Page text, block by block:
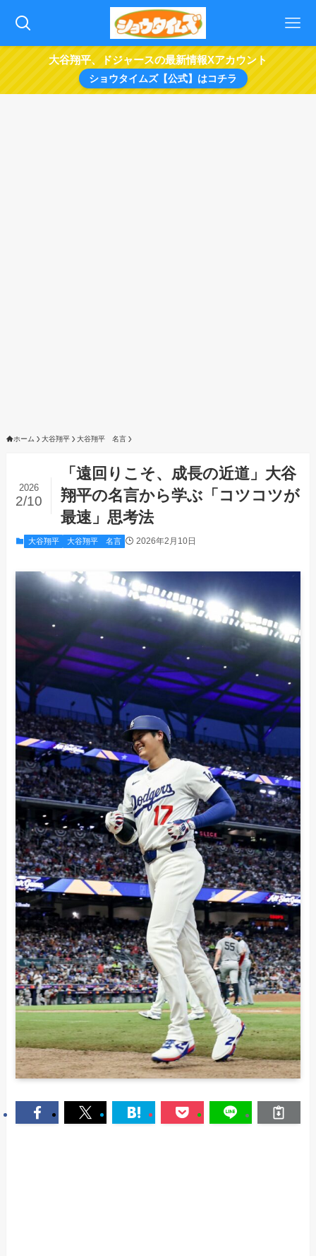
大谷翔平、ドジャースの最新情報Xアカウント
ショウタイムズ【公式】はコチラ
ホーム 大谷翔平 大谷翔平 名言
「遠回りこそ、成長の近道」大谷
翔平の名言から学ぶ「コツコツが
最速」思考法
2026
2/10
大谷翔平 大谷翔平 名言 2026年2月10日